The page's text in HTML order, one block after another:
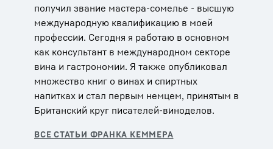
получил звание мастера-сомелье - высшую
международную квалификацию в моей
профессии. Сегодня я работаю в основном
как консультант в международном секторе
вина и гастрономии. Я также опубликовал
множество книг о винах и спиртных
напитках и стал первым немцем, принятым в
Британский круг писателей-виноделов.